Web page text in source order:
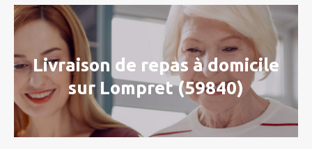
Livraison de repas à domicile
sur Lompret (59840)